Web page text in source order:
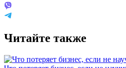
Читайте также